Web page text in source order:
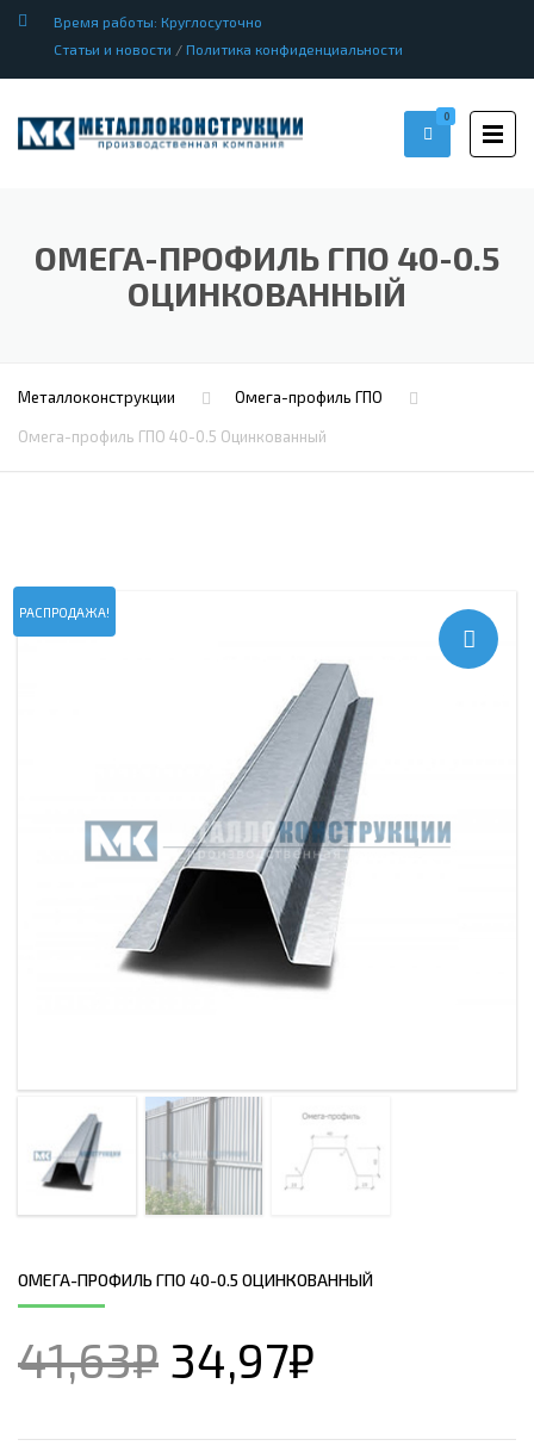
Время работы: Круглосуточно
Статьи и новости / Политика конфиденциальности
0
ОМЕГА-ПРОФИЛЬ ГПО 40-0.5
ОЦИНКОВАННЫЙ
Металлоконструкции Омега-профиль ГПО
Омега-профиль ГПО 40-0.5 Оцинкованный
РАСПРОДАЖА!
ОМЕГА-ПРОФИЛЬ ГПО 40-0.5 ОЦИНКОВАННЫЙ
41,63₽ 34,97₽